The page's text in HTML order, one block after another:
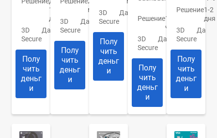
1
дня
3D
Secure
Да
Полу
чить
деньг
и
мин.
3D
Secure
Да
Полу
чить
деньг
и
3D
Secure
Да
Полу
чить
деньг
и
10%
Решение1
час
3D
Secure
Да
Полу
чить
деньг
и
Решение1-2
дня
3D
Secure
Да
Полу
чить
деньг
и